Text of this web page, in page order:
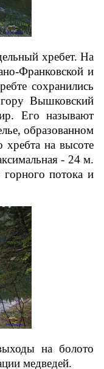
хребет. На
Франковской и
сохранились
Вышковский
Его называют
образованном
на высоте
- 24 м.
горного потока и
на болото
медведей.